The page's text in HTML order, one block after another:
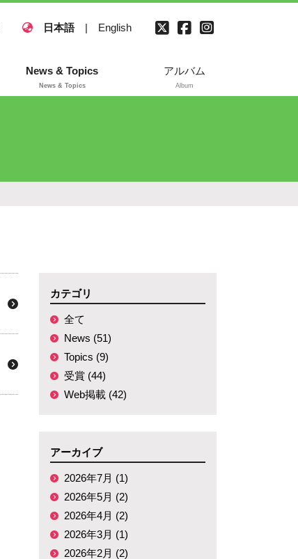
日本語 | English
News & Topics
News & Topics
アルバム
Album
カテゴリ
全て
News (51)
Topics (9)
受賞 (44)
Web掲載 (42)
アーカイブ
2026年7月 (1)
2026年5月 (2)
2026年4月 (2)
2026年3月 (1)
2026年2月 (2)